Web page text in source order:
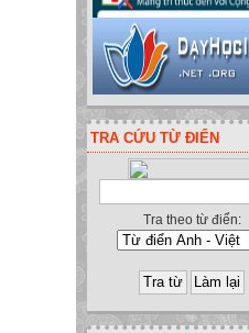
TRA CỨU TỪ ĐIỂN
Tra theo từ điển: